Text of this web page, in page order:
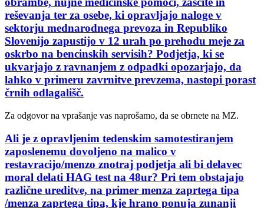
reševanja ter za osebe, ki opravljajo naloge v
sektorju mednarodnega prevoza in Republiko
Slovenijo zapustijo v 12 urah po prehodu meje za
oskrbo na bencinskih servisih? Podjetja, ki se
ukvarjajo z ravnanjem z odpadki opozarjajo, da
lahko v primeru zavrnitve prevzema, nastopi porast
črnih odlagališč.
Za odgovor na vprašanje vas naprošamo, da se obrnete na MZ.
Ali je z opravljenim tedenskim samotestiranjem
zaposlenemu dovoljeno na malico v
restavracijo/menzo znotraj podjetja ali bi delavec
moral delati HAG test na 48ur? Pri tem obstajajo
različne ureditve, na primer menza zaprtega tipa
/menza zaprtega tipa, kje hrano ponuja zunanji